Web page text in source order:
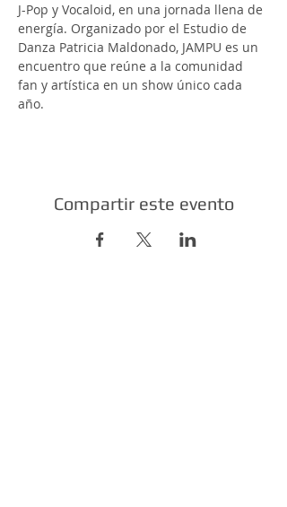
J-Pop y Vocaloid, en una jornada llena de
energía. Organizado por el Estudio de
Danza Patricia Maldonado, JAMPU es un
encuentro que reúne a la comunidad
fan y artística en un show único cada
año.
Compartir este evento